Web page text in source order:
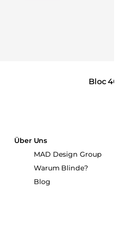
Bloc 40
Über Uns
MAD Design Group
Warum Blinde?
Blog